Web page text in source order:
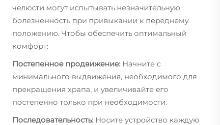
челюсти могут испытывать незначительную
болезненность при привыкании к переднему
положению. Чтобы обеспечить оптимальный
комфорт:
Постепенное продвижение: Начните с
минимального выдвижения, необходимого для
прекращения храпа, и увеличивайте его
постепенно только при необходимости.
Последовательность: Носите устройство каждую